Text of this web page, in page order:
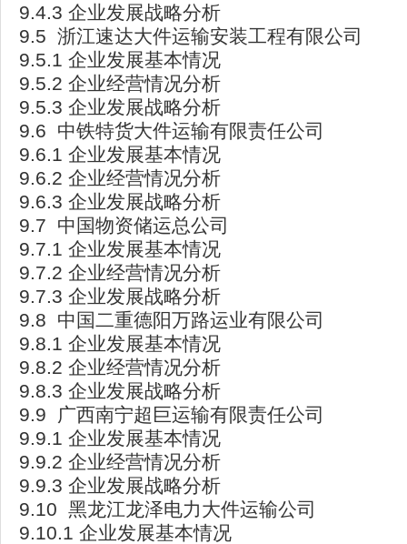
9.4.3 企业发展战略分析
9.5 浙江速达大件运输安装工程有限公司
9.5.1 企业发展基本情况
9.5.2 企业经营情况分析
9.5.3 企业发展战略分析
9.6 中铁特货大件运输有限责任公司
9.6.1 企业发展基本情况
9.6.2 企业经营情况分析
9.6.3 企业发展战略分析
9.7 中国物资储运总公司
9.7.1 企业发展基本情况
9.7.2 企业经营情况分析
9.7.3 企业发展战略分析
9.8 中国二重德阳万路运业有限公司
9.8.1 企业发展基本情况
9.8.2 企业经营情况分析
9.8.3 企业发展战略分析
9.9 广西南宁超巨运输有限责任公司
9.9.1 企业发展基本情况
9.9.2 企业经营情况分析
9.9.3 企业发展战略分析
9.10 黑龙江龙泽电力大件运输公司
9.10.1 企业发展基本情况